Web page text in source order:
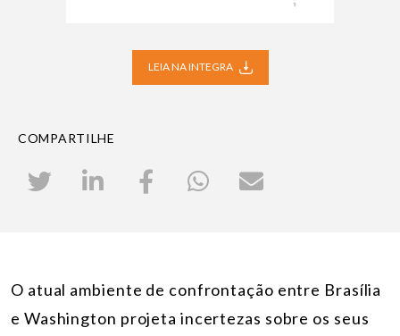
LEIA NA INTEGRA
COMPARTILHE
O atual ambiente de confrontação entre Brasília
e Washington projeta incertezas sobre os seus